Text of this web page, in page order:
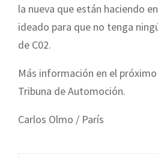
la nueva que están haciendo
ideado para que no tenga
de C02.
Más información en el
Tribuna de Automoción.
Carlos Olmo / París